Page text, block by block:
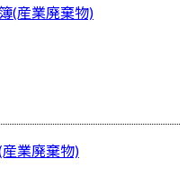
(産業廃棄物)
業廃棄物)